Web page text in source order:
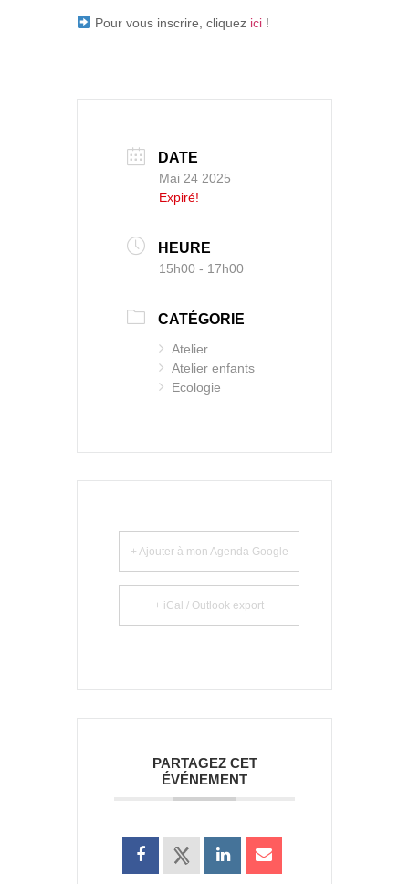
Pour vous inscrire, cliquez ici!
DATE
Mai 24 2025
Expiré!
HEURE
15h00 - 17h00
CATÉGORIE
Atelier
Atelier enfants
Ecologie
+ Ajouter à mon Agenda Google
+ iCal / Outlook export
PARTAGEZ CET
ÉVÉNEMENT